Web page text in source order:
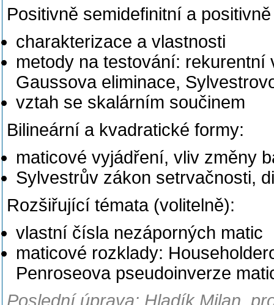
Positivně semidefinitní a
charakterizace a vlastnosti
metody na testování:
Gaussova eliminace,
vztah se skalárním součinem
Bilineární a kvadratické formy:
maticové vyjádření, vliv změny
Sylvestrův zákon setrvačnosti,
Rozšiřující témata (volitelně):
vlastní čísla nezáporných matic
maticové rozklady:
Penroseova pseudoinverze
Poslední úprava: Hladík Milan,